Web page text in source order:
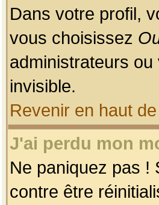
Dans votre profil,
vous choisissez
administrateurs
invisible.
Revenir en haut
J'ai perdu mon
Ne paniquez pas !
contre être